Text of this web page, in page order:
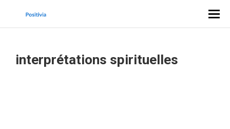
interprétations spirituelles